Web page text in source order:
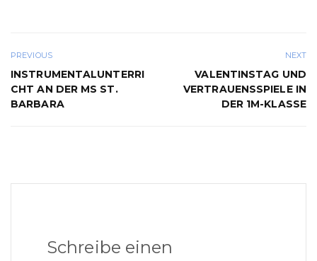
PREVIOUS
INSTRUMENTALUNTERRI
CHT AN DER MS ST.
BARBARA
NEXT
VALENTINSTAG UND
VERTRAUENSSPIELE IN
DER 1M-KLASSE
Schreibe einen